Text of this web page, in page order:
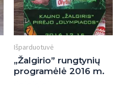
Išparduotuvė
„Žalgirio” rungtynių
programėlė 2016 m.